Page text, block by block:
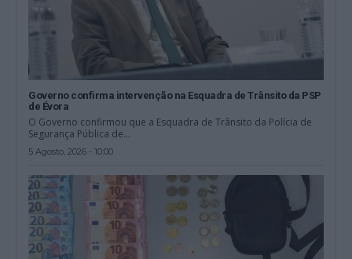
Governo confirma intervenção na Esquadra de Trânsito da PSP
de Évora
O Governo confirmou que a Esquadra de Trânsito da Polícia de
Segurança Pública de...
5 Agosto, 2026 - 10:00